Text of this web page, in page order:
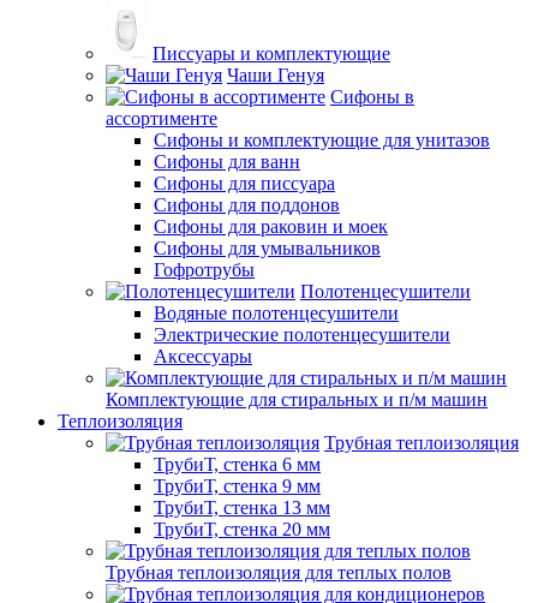
Писсуары и комплектующие
Чаши Генуя
Сифоны в
ассортименте
Сифоны и комплектующие для унитазов
Сифоны для ванн
Сифоны для писсуара
Сифоны для поддонов
Сифоны для раковин и моек
Сифоны для умывальников
Гофротрубы
Полотенцесушители
Водяные полотенцесушители
Электрические полотенцесушители
Аксессуары
Комплектующие для стиральных и п/м машин
Теплоизоляция
Трубная теплоизоляция
ТрубиТ, стенка 6 мм
ТрубиТ, стенка 9 мм
ТрубиТ, стенка 13 мм
ТрубиТ, стенка 20 мм
Трубная теплоизоляция для теплых полов